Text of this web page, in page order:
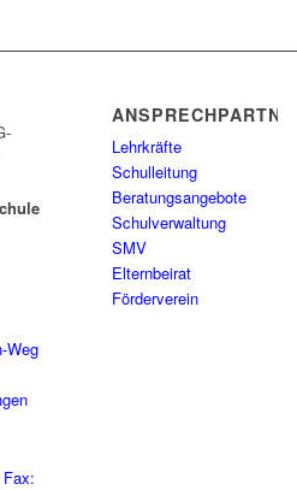
Weg
ANSPRECHPARTNER
Lehrkräfte
Schulleitung
Beratungsangebote
Schulverwaltung
SMV
Elternbeirat
Förderverein